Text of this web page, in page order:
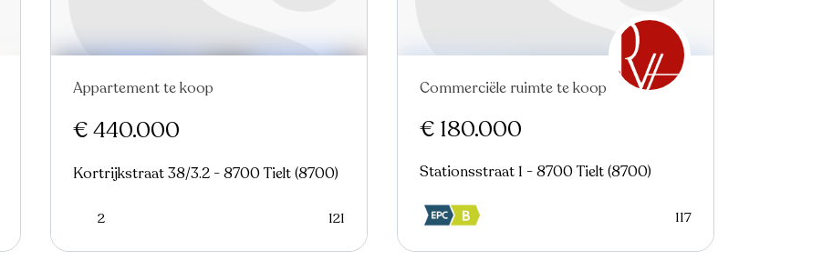
Nieuw
Appartement te koop
€ 440.000
Kortrijkstraat 38/3.2 - 8700 Tielt (8700)
2 121
Nieuw
Commerciële ruimte te koop
€ 180.000
Stationsstraat 1 - 8700 Tielt (8700)
117